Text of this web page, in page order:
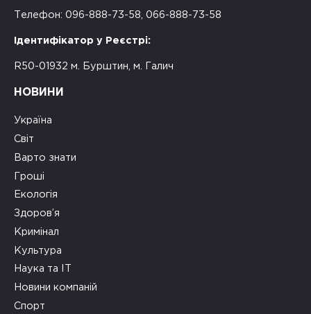
Телефон: 096-888-73-58, 066-888-73-58
Ідентифікатор у Реєстрі:
R50-01932 м. Бурштин, м. Галич
НОВИНИ
Україна
Світ
Варто знати
Гроші
Екологія
Здоров’я
Кримінал
Культура
Наука та ІТ
Новини компаній
Спорт